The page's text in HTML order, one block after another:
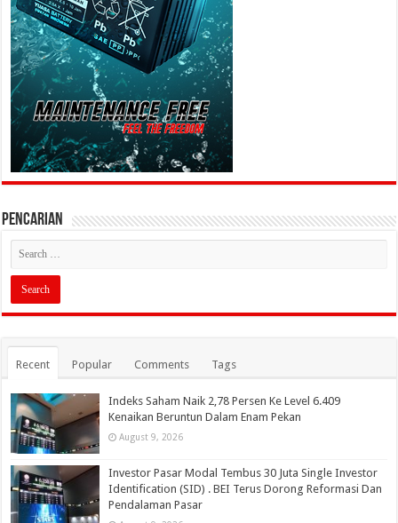
PENCARIAN
Recent Popular Comments Tags
Indeks Saham Naik 2,78 Persen Ke Level 6.409
Kenaikan Beruntun Dalam Enam Pekan
August 9, 2026
Investor Pasar Modal Tembus 30 Juta Single Investor
Identification (SID) . BEI Terus Dorong Reformasi Dan
Pendalaman Pasar